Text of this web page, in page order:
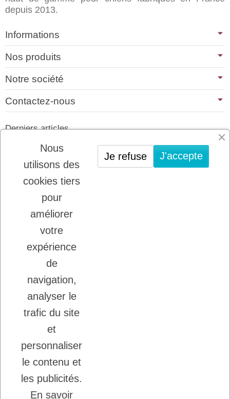
depuis 2013.
Informations
Nos produits
Notre société
Contactez-nous
Derniers articles
01/07/2026
PLATINUM : LE MEILLEUR DE LA
VIANDE POUR CHIENS ET CHATS
22/08/2025
LADYBEL : DES SOINS FRANCAIS DE
GRANDE QUALITE
Inscription à la newsletter
Vous pouvez vous désinscrire à tout moment.
J'accepte les conditions générales et la
politique de confidentialité.
Nous
utilisons des
cookies tiers
pour
améliorer
votre
expérience
de
navigation,
analyser le
trafic du site
et
personnaliser
le contenu et
les publicités.
En savoir
J'accepte
Je refuse